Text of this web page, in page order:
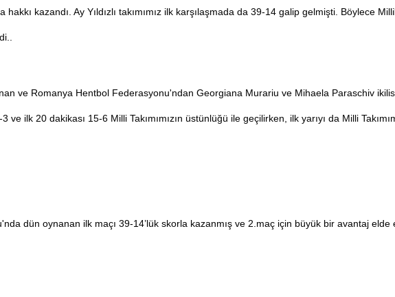
kazandı. Ay Yıldızlı takımımız ilk karşılaşmada da 39-14 galip gelmişti. Böylece
ve Romanya Hentbol Federasyonu'ndan Georgiana Murariu ve Mihaela Paraschiv
ve ilk 20 dakikası 15-6 Milli Takımımızın üstünlüğü ile geçilirken, ilk yarıyı da Milli
dün oynanan ilk maçı 39-14’lük skorla kazanmış ve 2.maç için büyük bir avantaj elde